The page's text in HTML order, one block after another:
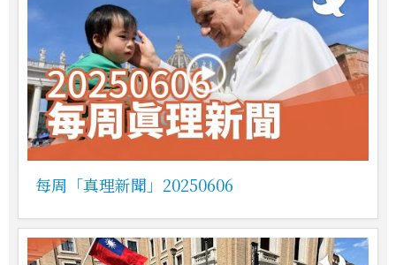
每周「真理新聞」20250606